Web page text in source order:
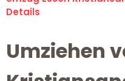
Details
Umziehen